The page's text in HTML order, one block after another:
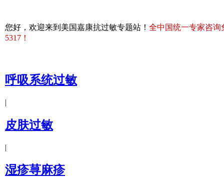
您好，欢迎来到美国嘉康抗过敏专题站！ 全中国统一专家咨询
5317！
呼吸系统过敏
|
皮肤过敏
|
湿疹荨麻疹